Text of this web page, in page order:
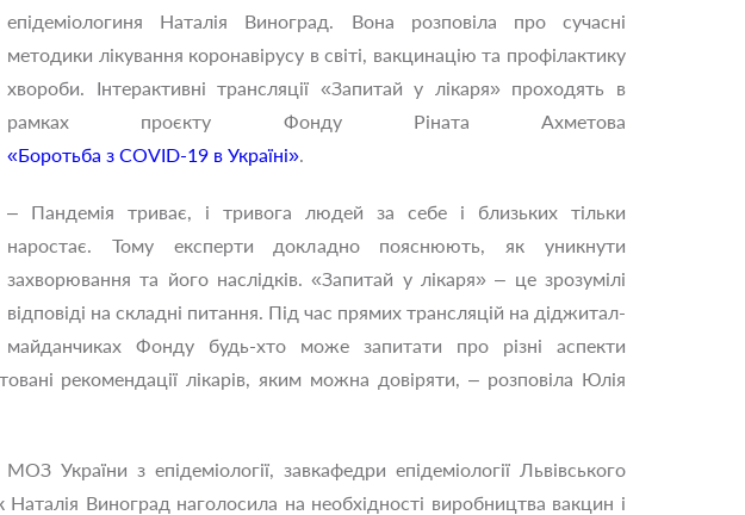
епідеміологиня Наталія Виноград. Вона розповіла про сучасні
методики лікування коронавірусу в світі, вакцинацію та профілактику
хвороби. Інтерактивні трансляції «Запитай у лікаря» проходять в
рамках проєкту Фонду Ріната Ахметова
«Боротьба з COVID-19 в Україні».
– Пандемія триває, і тривога людей за себе і близьких тільки
наростає. Тому експерти докладно пояснюють, як уникнути
захворювання та його наслідків. «Запитай у лікаря» – це зрозумілі
відповіді на складні питання. Під час прямих трансляцій на діджитал-
майданчиках Фонду будь-хто може запитати про різні аспекти
рекомендації лікарів, яким можна довіряти, – розповіла Юлія
України з епідеміології, завкафедри епідеміології Львівського
Виноград наголосила на необхідності виробництва вакцин і